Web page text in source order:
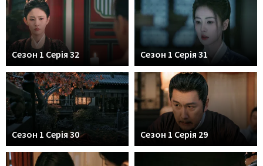
Сезон 1 Серія 32 Сезон 1 Серія 31
Сезон 1 Серія 30 Сезон 1 Серія 29